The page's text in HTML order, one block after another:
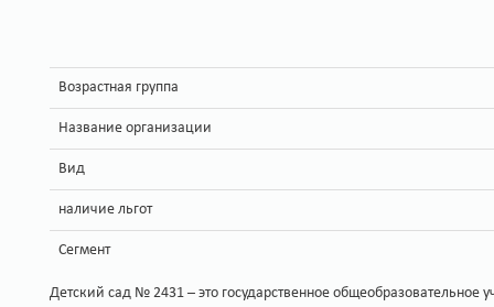
Возрастная группа
Название организации
Вид
наличие льгот
Сегмент
Детский сад № 2431 – это государственное